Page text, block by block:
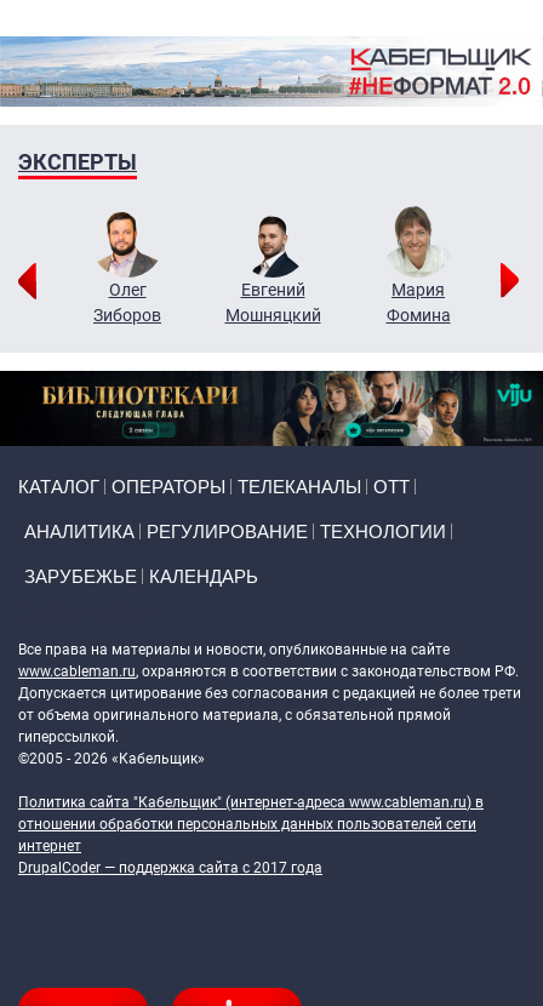
ЭКСПЕРТЫ
Олег
Зиборов
Евгений
Мошняцкий
Мария
Фомина
КАТАЛОГ ОПЕРАТОРЫ ТЕЛЕКАНАЛЫ ОТТ
АНАЛИТИКА РЕГУЛИРОВАНИЕ ТЕХНОЛОГИИ
ЗАРУБЕЖЬЕ КАЛЕНДАРЬ
Все права на материалы и новости, опубликованные на сайте
www.cableman.ru, охраняются в соответствии с законодательством РФ.
Допускается цитирование без согласования с редакцией не более трети
от объема оригинального материала, с обязательной прямой
гиперссылкой.
©2005 - 2026 «Кабельщик»
Политика сайта "Кабельщик" (интернет-адреса www.cableman.ru) в
отношении обработки персональных данных пользователей сети
интернет
DrupalCoder — поддержка сайта c 2017 года